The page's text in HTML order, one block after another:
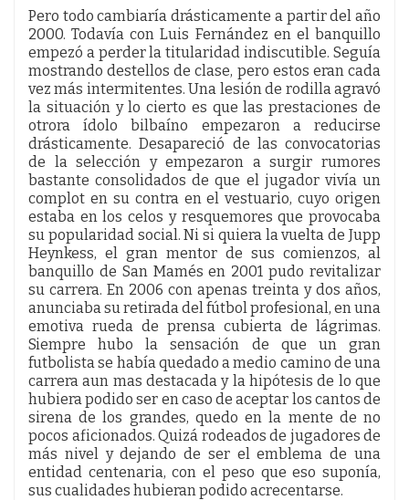
Pero todo cambiaría drásticamente a partir del año
2000. Todavía con Luis Fernández en el banquillo
empezó a perder la titularidad indiscutible. Seguía
mostrando destellos de clase, pero estos eran cada
vez más intermitentes. Una lesión de rodilla agravó
la situación y lo cierto es que las prestaciones de
otrora ídolo bilbaíno empezaron a reducirse
drásticamente. Desapareció de las convocatorias
de la selección y empezaron a surgir rumores
bastante consolidados de que el jugador vivía un
complot en su contra en el vestuario, cuyo origen
estaba en los celos y resquemores que provocaba
su popularidad social. Ni si quiera la vuelta de Jupp
Heynkess, el gran mentor de sus comienzos, al
banquillo de San Mamés en 2001 pudo revitalizar
su carrera. En 2006 con apenas treinta y dos años,
anunciaba su retirada del fútbol profesional, en una
emotiva rueda de prensa cubierta de lágrimas.
Siempre hubo la sensación de que un gran
futbolista se había quedado a medio camino de una
carrera aun mas destacada y la hipótesis de lo que
hubiera podido ser en caso de aceptar los cantos de
sirena de los grandes, quedo en la mente de no
pocos aficionados. Quizá rodeados de jugadores de
más nivel y dejando de ser el emblema de una
entidad centenaria, con el peso que eso suponía,
sus cualidades hubieran podido acrecentarse.